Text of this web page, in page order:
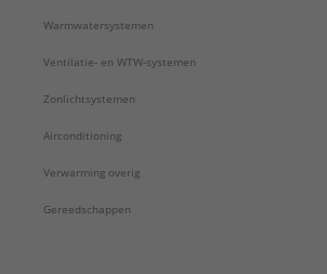
Warmwatersystemen
Ventilatie- en WTW-systemen
Zonlichtsystemen
Airconditioning
Verwarming overig
Gereedschappen